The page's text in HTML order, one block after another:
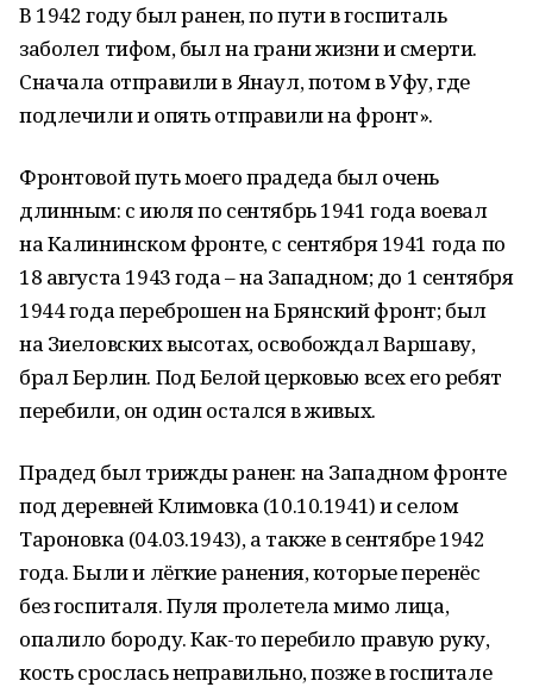
В 1942 году был ранен, по пути в госпиталь
заболел тифом, был на грани жизни и смерти.
Сначала отправили в Янаул, потом в Уфу, где
подлечили и опять отправили на фронт».
Фронтовой путь моего прадеда был очень
длинным: с июля по сентябрь 1941 года воевал
на Калининском фронте, с сентября 1941 года по
18 августа 1943 года – на Западном; до 1 сентября
1944 года переброшен на Брянский фронт; был
на Зиеловских высотах, освобождал Варшаву,
брал Берлин. Под Белой церковью всех его ребят
перебили, он один остался в живых.
Прадед был трижды ранен: на Западном фронте
под деревней Климовка (10.10.1941) и селом
Тароновка (04.03.1943), а также в сентябре 1942
года. Были и лёгкие ранения, которые перенёс
без госпиталя. Пуля пролетела мимо лица,
опалило бороду. Как-то перебило правую руку,
кость срослась неправильно, позже в госпитале